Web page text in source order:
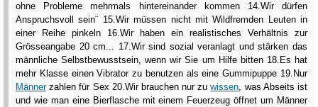
ohne Probleme mehrmals hintereinander kommen 14.Wir dürfen
Anspruchsvoll sein¨ 15.Wir müssen nicht mit Wildfremden Leuten in
einer Reihe pinkeln 16.Wir haben ein realistisches Verhältnis zur
Grösseangabe 20 cm... 17.Wir sind sozial veranlagt und stärken das
männliche Selbstbewusstsein, wenn wir Sie um Hilfe bitten 18.Es hat
mehr Klasse einen Vibrator zu benutzen als eine Gummipuppe 19.Nur
Männerzahlen für Sex 20.Wir brauchen nur zuwissen, was Abseits ist
und wie man eine Bierflasche mit einem Feuerzeug öffnet um Männer